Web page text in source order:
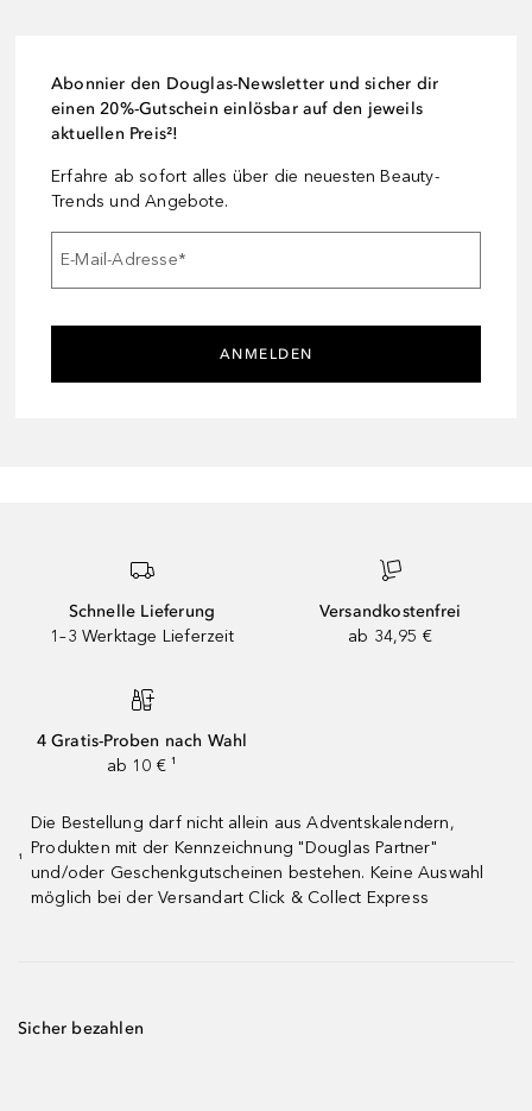
Abonnier den Douglas-Newsletter und sicher dir
einen 20%-Gutschein einlösbar auf den jeweils
aktuellen Preis²!
Erfahre ab sofort alles über die neuesten Beauty-
Trends und Angebote.
E-Mail-Adresse*
ANMELDEN
Schnelle Lieferung
1–3 Werktage Lieferzeit
Versandkostenfrei
ab 34,95 €
4 Gratis-Proben nach Wahl
ab 10 € ¹
¹
Die Bestellung darf nicht allein aus Adventskalendern,
Produkten mit der Kennzeichnung "Douglas Partner"
und/oder Geschenkgutscheinen bestehen. Keine Auswahl
möglich bei der Versandart Click & Collect Express
Sicher bezahlen